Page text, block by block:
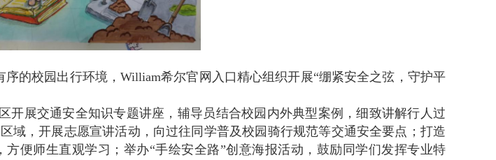
的校园出行环境，William希尔官网入口精心组织开展“绷紧安全之弦，守护平
展交通安全知识专题讲座，辅导员结合校园内外典型案例，细致讲解行人过
域，开展志愿宣讲活动，向过往同学普及校园骑行规范等交通安全要点；打造
便师生直观学习；举办“手绘安全路”创意海报活动，鼓励同学们发挥专业特